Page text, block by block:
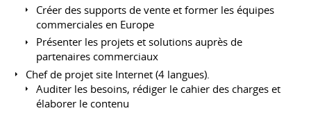
Créer des supports de vente et former les équipes
commerciales en Europe
Présenter les projets et solutions auprès de
partenaires commerciaux
Chef de projet site Internet (4 langues).
Auditer les besoins, rédiger le cahier des charges et
élaborer le contenu